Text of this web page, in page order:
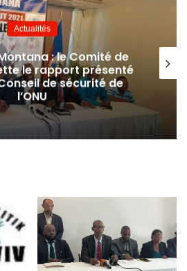
Actualités
: le Comité de
le rapport présenté
de sécurité de
l’ONU